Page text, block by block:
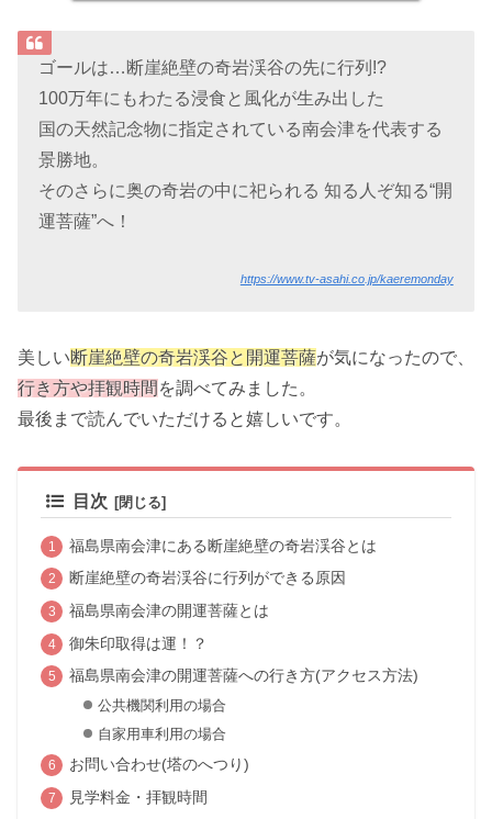
ゴールは…断崖絶壁の奇岩渓谷の先に行列!?
100万年にもわたる浸食と風化が生み出した
国の天然記念物に指定されている南会津を代表する
景勝地。
そのさらに奥の奇岩の中に祀られる 知る人ぞ知る“開
運菩薩”へ！
https://www.tv-asahi.co.jp/kaeremonday
美しい断崖絶壁の奇岩渓谷と開運菩薩が気になったので、
行き方や拝観時間 を調べてみました。
最後まで読んでいただけると嬉しいです。
目次
福島県南会津にある断崖絶壁の奇岩渓谷とは
断崖絶壁の奇岩渓谷に行列ができる原因
福島県南会津の開運菩薩とは
御朱印取得は運！？
福島県南会津の開運菩薩への行き方(アクセス方法)
公共機関利用の場合
自家用車利用の場合
お問い合わせ(塔のへつり)
見学料金・拝観時間